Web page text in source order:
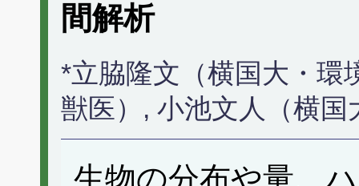
間解析
*立脇隆文（横国大・環
獣医）, 小池文人（横国
生物の分布や量、